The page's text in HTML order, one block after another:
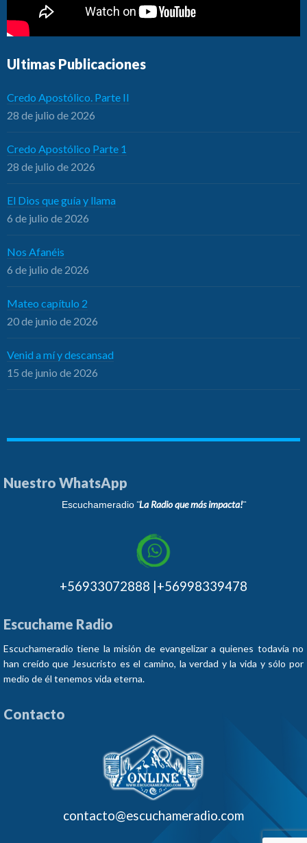
Ultimas Publicaciones
Credo Apostólico. Parte II
28 de julio de 2026
Credo Apostólico Parte 1
28 de julio de 2026
El Dios que guía y llama
6 de julio de 2026
Nos Afanéis
6 de julio de 2026
Mateo capítulo 2
20 de junio de 2026
Venid a mí y descansad
15 de junio de 2026
Nuestro WhatsApp
Escuchameradio¨La Radio que más impacta!¨
+56933072888 |+56998339478
Escuchame Radio
Escuchameradio tiene la misión de evangelizar a quienes todavía no
han creído que Jesucristo es el camino, la verdad y la vida y sólo por
medio de él tenemos vida eterna.
Contacto
contacto@escuchameradio.com